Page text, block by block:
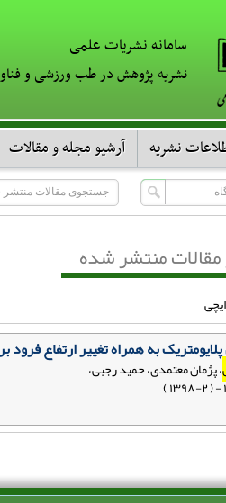
سامانه نشریات علمی
نشریه پژوهش در طب ورزشی و
نشریه آرشیو مجله و مقالات
منتشر شده
پلایومتریک به همراه تغییر ارتفاع
، پژمان معتمدی، حمید رجبی،